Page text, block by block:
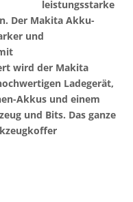
leistungsstarke
Der Makita Akku-
und
wird der Makita
Ladegerät,
Akkus und einem
und Bits. Das ganze